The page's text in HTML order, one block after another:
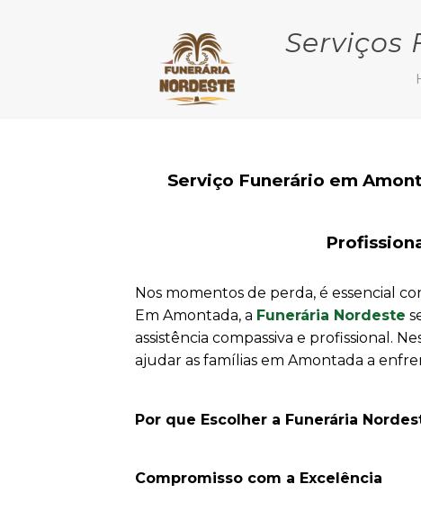
Serviços
Serviço Funerário em
Nos momentos de perda, é essencial
Em Amontada, a Funerária Nordeste
assistência compassiva e profissional.
ajudar as famílias em Amontada a
Por que Escolher a Funerária
Compromisso com a Excelência